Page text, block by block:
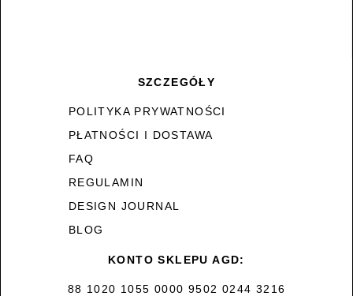
SZCZEGÓŁY
POLITYKA PRYWATNOŚCI
PŁATNOŚCI I DOSTAWA
FAQ
REGULAMIN
DESIGN JOURNAL
BLOG
KONTO SKLEPU AGD:
88 1020 1055 0000 9502 0244 3216